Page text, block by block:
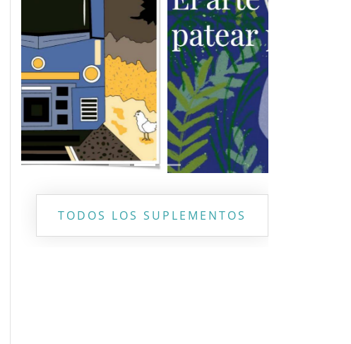
TODOS LOS SUPLEMENTOS